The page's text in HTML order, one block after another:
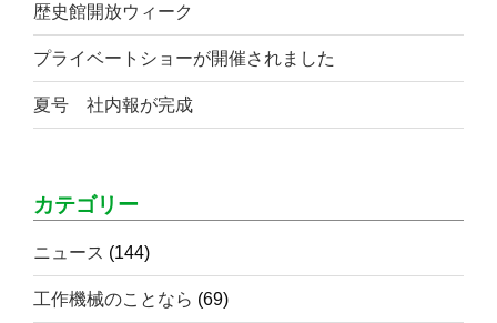
歴史館開放ウィーク
プライベートショーが開催されました
夏号 社内報が完成
カテゴリー
ニュース (144)
工作機械のことなら (69)